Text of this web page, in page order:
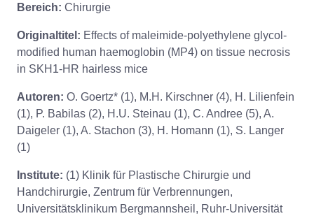
Bereich: Chirurgie
Originaltitel: Effects of maleimide-polyethylene glycol-
modified human haemoglobin (MP4) on tissue necrosis
in SKH1-HR hairless mice
Autoren: O. Goertz* (1), M.H. Kirschner (4), H. Lilienfein
(1), P. Babilas (2), H.U. Steinau (1), C. Andree (5), A.
Daigeler (1), A. Stachon (3), H. Homann (1), S. Langer
(1)
Institute: (1) Klinik für Plastische Chirurgie und
Handchirurgie, Zentrum für Verbrennungen,
Universitätsklinikum Bergmannsheil, Ruhr-Universität